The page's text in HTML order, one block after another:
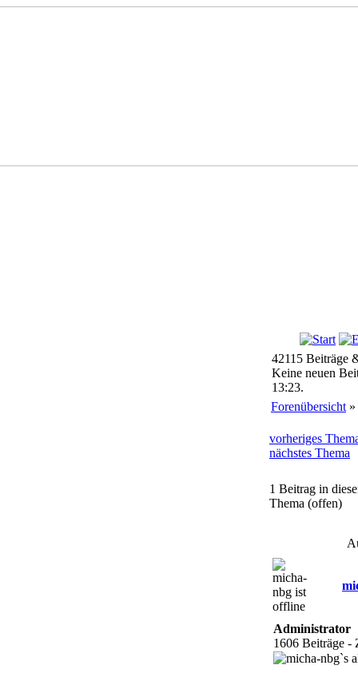
42115 Beiträge
Keine neuen
13:23.
Forenübersicht »
vorheriges
nächstes Thema
1 Beitrag in
Thema (offen)
Administrator
1606 Beiträge -